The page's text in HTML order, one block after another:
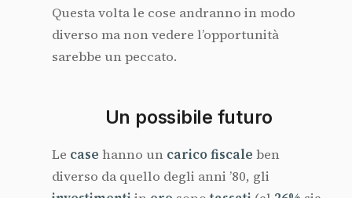
Questa volta le cose andranno in modo
diverso ma non vedere l’opportunità
sarebbe un peccato.
Un possibile futuro
Le case hanno un carico fiscale ben
diverso da quello degli anni ’80, gli